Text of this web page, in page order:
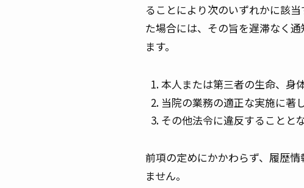
ることにより次のいずれかに該
た場合には、その旨を遅滞なく
ます。
本人または第三者の生命、身
当院の業務の適正な実施に著
その他法令に違反することと
前項の定めにかかわらず、履歴
ません。